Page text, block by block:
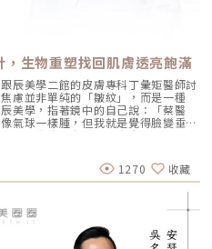
生物重塑找回肌膚透亮飽滿
辰美學二館的皮膚專科丁彙矩醫師討
慮並非單純的「皺紋」，而是一種
美學，指著鏡中的自己說：「蔡醫
氣球一樣腫，但我就是覺得臉變垂
」，往往來自於肌膚真皮層結構的崩
凹陷，或是用電音波去「緊緻」皮
關鍵的空白區：生物重塑（Bio-
逆時針（俗稱：璞菲洛）情
什麼妳需要的是「重塑」而非「填
，我們必須先釐清肌膚老化的本
決定：水份、膠原蛋白
。多數人對膠原蛋白耳熟能詳，它
皮膚的厚度與體積；然而，讓肌膚在
1270 收藏